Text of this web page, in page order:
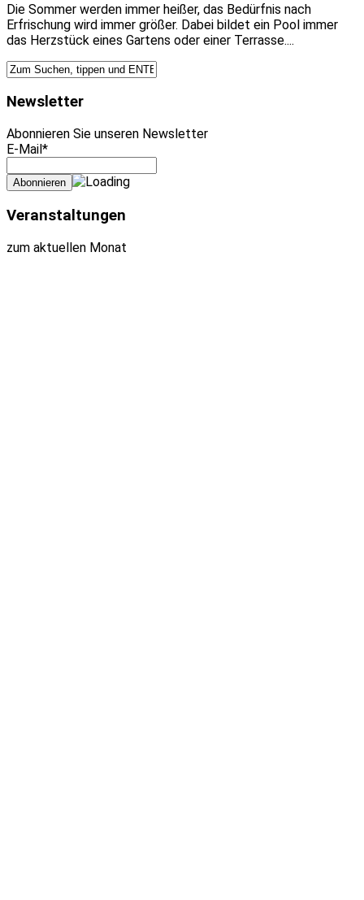
Die Sommer werden immer heißer, das Bedürfnis nach
Erfrischung wird immer größer. Dabei bildet ein Pool immer
das Herzstück eines Gartens oder einer Terrasse....
Newsletter
Abonnieren Sie unseren Newsletter
E-Mail*
Veranstaltungen
zum aktuellen Monat